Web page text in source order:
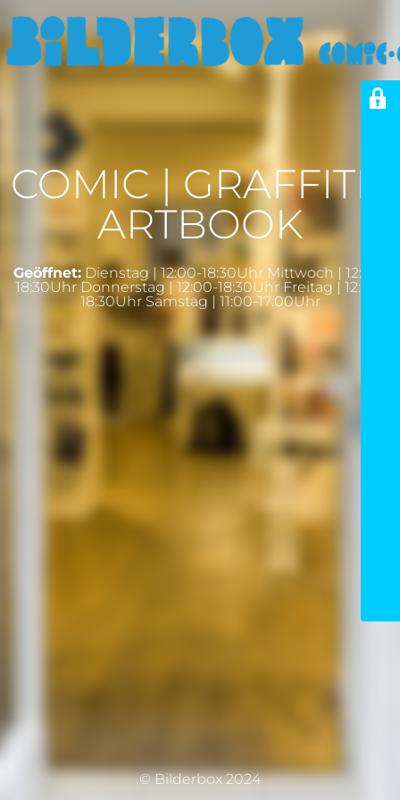
COMIC | GRAFFITI |
ARTBOOK
Geöffnet: Dienstag | 12:00-18:30Uhr Mittwoch | 12:00-
18:30Uhr Donnerstag | 12:00-18:30Uhr Freitag | 12:00-
18:30Uhr Samstag | 11:00-17:00Uhr
© Bilderbox 2024